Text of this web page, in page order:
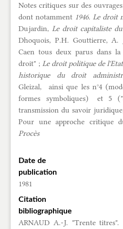
Notes critiques sur des
dont notamment 1946. Le droit
Dujardin, Le droit capitaliste
Dhoquois, P.H. Gouttierre, A.
Caen tous deux parus dans
droit" ; Le droit politique de
historique du droit
Gleizal, ainsi que les n°4 (
formes symboliques)
et 5
transmission du savoir
Pour une approche critique
Procès
Date de
publication
1981
Citation
bibliographique
ARNAUD A.-J. "Trente